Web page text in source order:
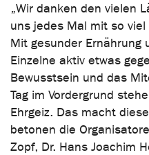
„Wir danken den vielen
uns jedes Mal mit so
Mit gesunder Ernährung
Einzelne aktiv etwas
Bewusstsein und das
Tag im Vordergrund
Ehrgeiz. Das macht
betonen die
Zopf, Dr. Hans Joachim